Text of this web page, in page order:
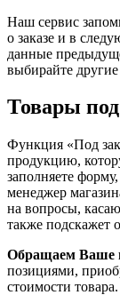
Наш сервис
о заказе и в
данные
выбирайте
Товары под
Функция «Под
продукцию,
заполняете
менеджер
на вопросы,
также подскажет
Обращаем Ваше
позициями,
стоимости товара.